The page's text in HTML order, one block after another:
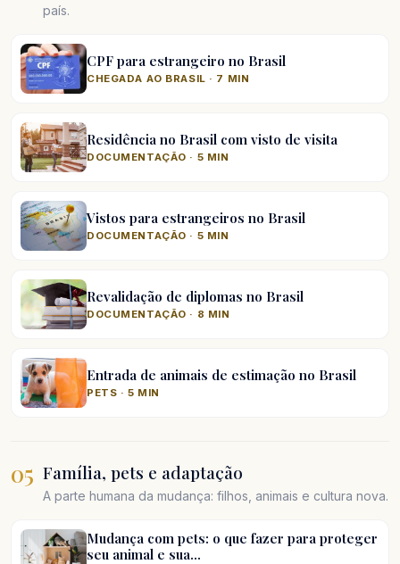
país.
CPF para estrangeiro no Brasil
CHEGADA AO BRASIL · 7 MIN
Residência no Brasil com visto de visita
DOCUMENTAÇÃO · 5 MIN
Vistos para estrangeiros no Brasil
DOCUMENTAÇÃO · 5 MIN
Revalidação de diplomas no Brasil
DOCUMENTAÇÃO · 8 MIN
Entrada de animais de estimação no Brasil
PETS · 5 MIN
05 Família, pets e adaptação
A parte humana da mudança: filhos, animais e cultura nova.
Mudança com pets: o que fazer para proteger
seu animal e sua…